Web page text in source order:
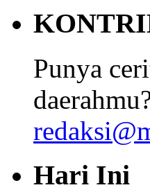
Punya
Hari Ini